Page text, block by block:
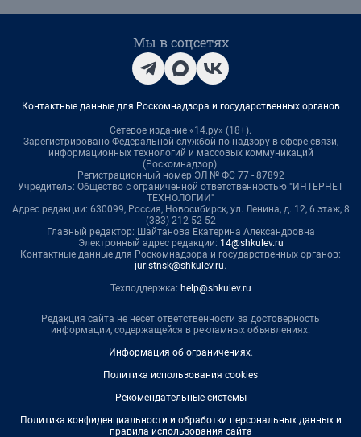
Мы в соцсетях
Контактные данные для Роскомнадзора и государственных органов
Сетевое издание «14.ру» (18+).
Зарегистрировано Федеральной службой по надзору в сфере связи,
информационных технологий и массовых коммуникаций
(Роскомнадзор).
Регистрационный номер ЭЛ № ФС 77 - 87892
Учредитель: Общество с ограниченной ответственностью "ИНТЕРНЕТ
ТЕХНОЛОГИИ"
Адрес редакции: 630099, Россия, Новосибирск, ул. Ленина, д. 12, 6 этаж, 8
(383) 212-52-52
Главный редактор: Шайтанова Екатерина Александровна
Электронный адрес редакции: 14@shkulev.ru
Контактные данные для Роскомнадзора и государственных органов:
juristnsk@shkulev.ru.
Техподдержка: help@shkulev.ru
Редакция сайта не несет ответственности за достоверность
информации, содержащейся в рекламных объявлениях.
Информация об ограничениях.
Политика использования cookies
Рекомендательные системы
Политика конфиденциальности и обработки персональных данных и
правила использования сайта